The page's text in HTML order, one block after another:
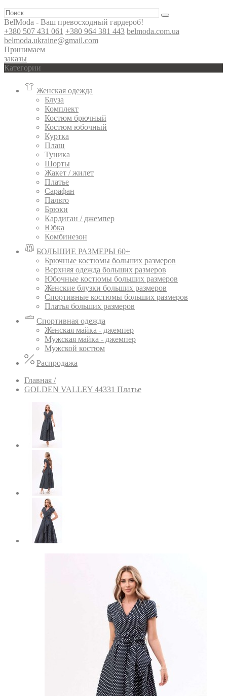
BelModa - Ваш превосходный гардероб!
+380 507 431 061 +380 964 381 443 belmoda.com.ua
belmoda.ukraine@gmail.com
Принимаем
заказы
Категории
Женская одежда
Блуза
Комплект
Костюм брючный
Костюм юбочный
Куртка
Плащ
Туника
Шорты
Жакет / жилет
Платье
Сарафан
Пальто
Брюки
Кардиган / джемпер
Юбка
Комбинезон
БОЛЬШИЕ РАЗМЕРЫ 60+
Брючные костюмы больших размеров
Верхняя одежда больших размеров
Юбочные костюмы больших размеров
Женские блузки больших размеров
Спортивные костюмы больших размеров
Платья больших размеров
Спортивная одежда
Женская майка - джемпер
Мужская майка - джемпер
Мужской костюм
Распродажа
Главная /
GOLDEN VALLEY 44331 Платье